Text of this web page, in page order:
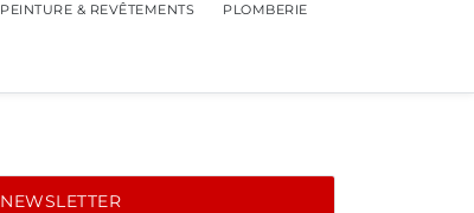
PEINTURE & REVÊTEMENTS PLOMBERIE
NEWSLETTER